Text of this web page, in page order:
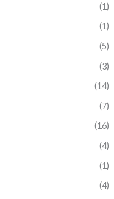
(1)
(1)
(5)
(3)
(14)
(7)
(16)
(4)
(1)
(4)